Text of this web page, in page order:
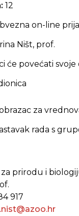
12
on-line
Ništ, prof.
će povećati
za
rada s
za prirodu i
917